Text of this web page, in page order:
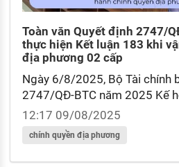
Toàn văn Quyết định 2747/
thực hiện Kết luận 183 khi
địa phương 02 cấp
Ngày 6/8/2025, Bộ Tài chính
2747/QĐ-BTC năm 2025 Kế
luận 183-KL/TW năm 2025
thư về tích cực triển khai vận
phương 02 cấp, chuyển mạnh
động nắm, điều hành kinh tế -
12:17 09/08/2025
chính quyền địa phương